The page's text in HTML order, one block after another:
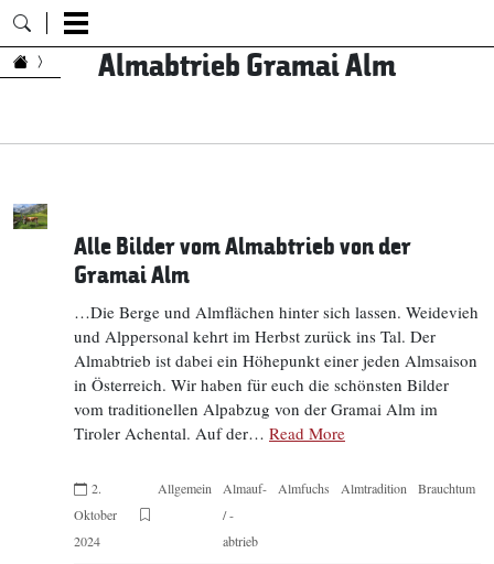
Zum Inhalt springenAlmabtrieb Gramai Alm
Alle Bilder vom Almabtrieb von der
Gramai Alm
…Die Berge und Almflächen hinter sich lassen. Weidevieh
und Alppersonal kehrt im Herbst zurück ins Tal. Der
Almabtrieb ist dabei ein Höhepunkt einer jeden Almsaison
in Österreich. Wir haben für euch die schönsten Bilder
vom traditionellen Alpabzug von der Gramai Alm im
Tiroler Achental. Auf der… Read More
2.
Oktober
2024
Allgemein
Almauf-
/ -
abtrieb
Almfuchs Almtradition Brauchtum